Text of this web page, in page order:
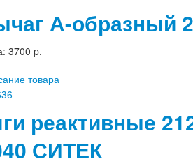
А-образный
3700 p.
товара
реактивные
СИТЕК